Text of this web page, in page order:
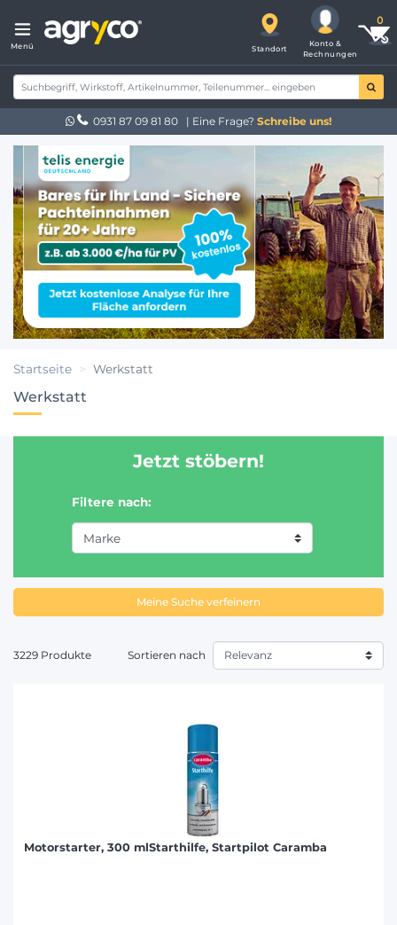
Menü Standort
Konto &
Rechnungen
0931 87 09 81 80 | Eine Frage? Schreibe uns!
Startseite Werkstatt
Werkstatt
Jetzt stöbern!
Filtere nach:
Meine Suche verfeinern
3229 Produkte Sortieren nach
Motorstarter, 300 mlStarthilfe, Startpilot Caramba